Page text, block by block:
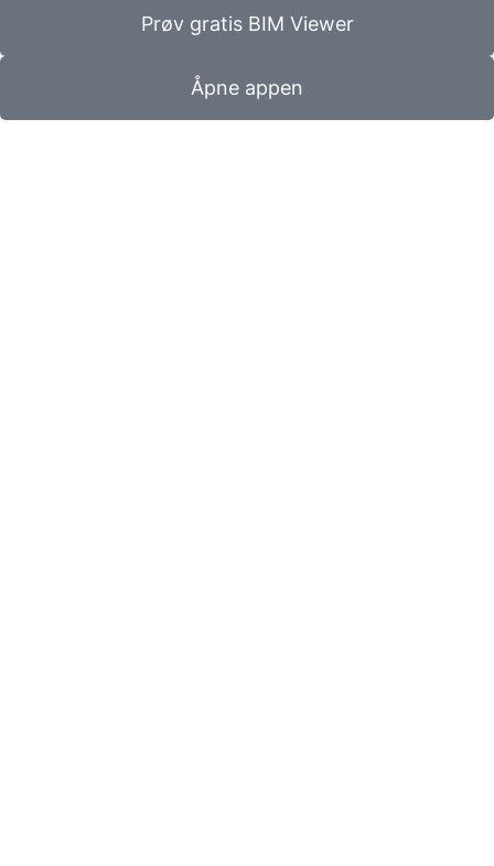
Prøv gratis BIM Viewer
Åpne appen